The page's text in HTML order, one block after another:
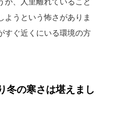
か、人里離れていること
ようという怖さがありま
すぐ近くにいる環境の方
冬の寒さは堪えまし